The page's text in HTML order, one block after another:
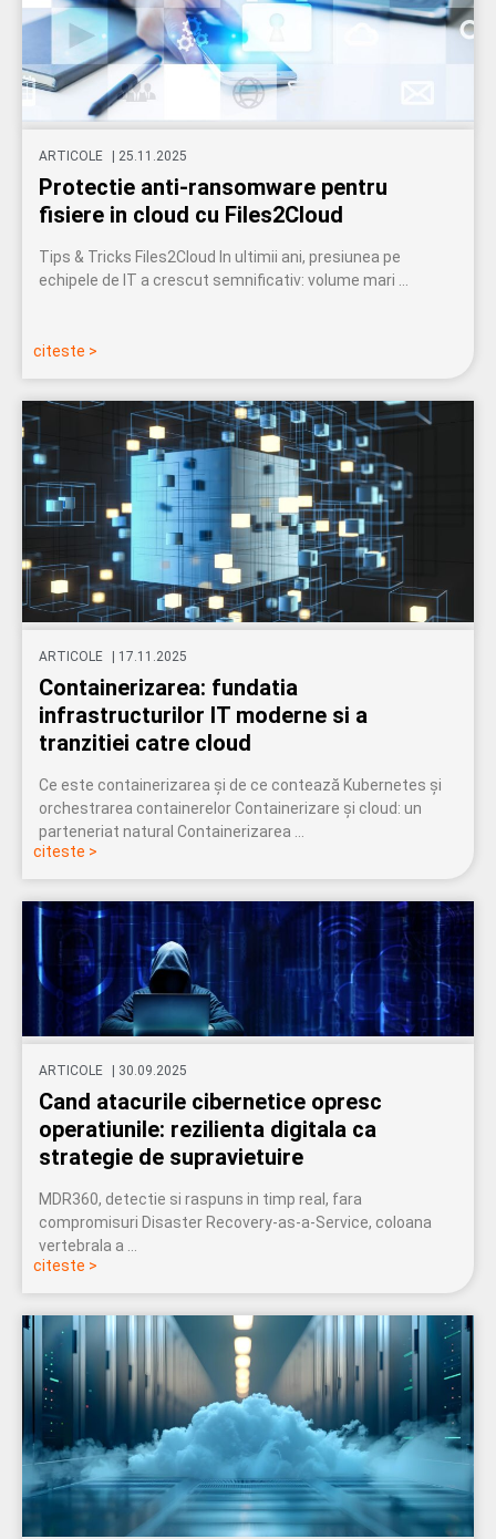
ARTICOLE | 25.11.2025
Protectie anti-ransomware pentru
fisiere in cloud cu Files2Cloud
Tips & Tricks Files2Cloud In ultimii ani, presiunea pe
echipele de IT a crescut semnificativ: volume mari …
citeste >
ARTICOLE | 17.11.2025
Containerizarea: fundatia
infrastructurilor IT moderne si a
tranzitiei catre cloud
Ce este containerizarea și de ce contează Kubernetes și
orchestrarea containerelor Containerizare și cloud: un
parteneriat natural Containerizarea …
citeste >
ARTICOLE 30.09.2025
Cand atacurile cibernetice opresc
operatiunile: rezilienta digitala ca
strategie de supravietuire
MDR360, detectie si raspuns in timp real, fara
compromisuri Disaster Recovery-as-a-Service, coloana
vertebrala a …
citeste >